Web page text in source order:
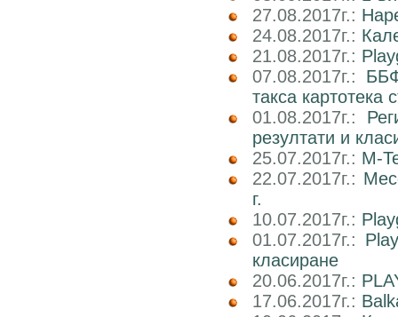
27.08.2017г.:
24.08.2017г.:
21.08.2017г.:
07.08.2017г.:
такса картотека
01.08.2017г.:
резултати и
25.07.2017г.: M-
22.07.2017г.:
г.
10.07.2017г.:
01.07.2017г.:
класиране
20.06.2017г.:
17.06.2017г.: